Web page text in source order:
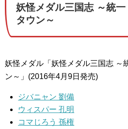
妖怪メダル三国志 ～統
タウン～
妖怪メダル「妖怪メダル三国志 ～
ン～」(2016年4月9日発売)
ジバニャン 劉備
ウィスパー 孔明
コマじろう 孫権